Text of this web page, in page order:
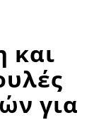
και
για